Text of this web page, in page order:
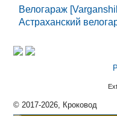
Велогараж
Астраханский
© 2017-2026, Кроковод